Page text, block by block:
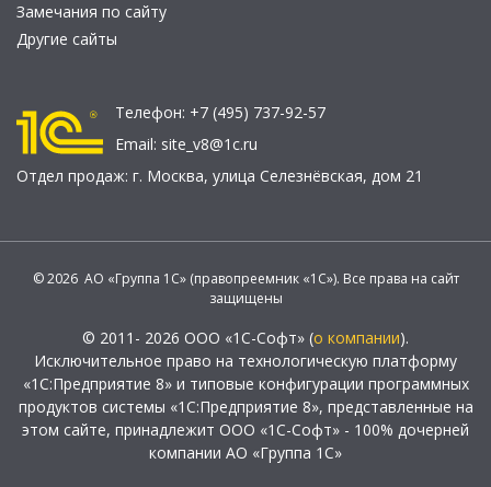
Замечания по сайту
Другие сайты
Телефон: +7 (495) 737-92-57
Email: site_v8@1c.ru
Отдел продаж: г. Москва, улица Селезнёвская, дом 21
© 2026 АО «Группа 1С» (правопреемник «1С»). Все права на сайт
защищены
© 2011- 2026 ООО «1С-Софт» (о компании).
Исключительное право на технологическую платформу
«1С:Предприятие 8» и типовые конфигурации программных
продуктов системы «1С:Предприятие 8», представленные на
этом сайте, принадлежит ООО «1С-Софт» - 100% дочерней
компании АО «Группа 1С»